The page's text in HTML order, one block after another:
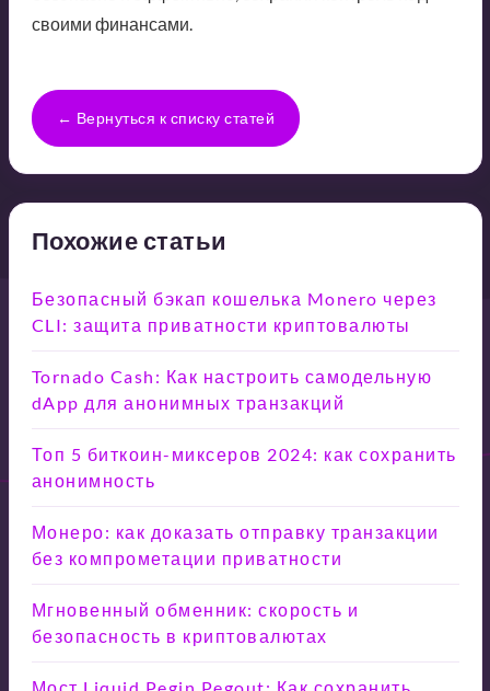
своими финансами.
← Вернуться к списку статей
Похожие статьи
Безопасный бэкап кошелька Monero через
CLI: защита приватности криптовалюты
Tornado Cash: Как настроить самодельную
dApp для анонимных транзакций
Топ 5 биткоин-миксеров 2024: как сохранить
анонимность
Монеро: как доказать отправку транзакции
без компрометации приватности
Мгновенный обменник: скорость и
безопасность в криптовалютах